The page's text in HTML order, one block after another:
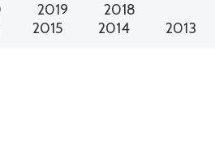
2019
2018
2015 2014 2013